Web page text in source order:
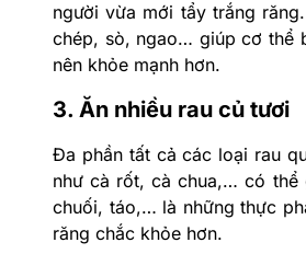
người vừa mới tẩy trắng
chép, sò, ngao… giúp cơ thể
nên khỏe mạnh hơn.
3. Ăn nhiều rau củ tươi
Đa phần tất cả các loại rau
như cà rốt, cà chua,… có thể
chuối, táo,… là những thực
răng chắc khỏe hơn.